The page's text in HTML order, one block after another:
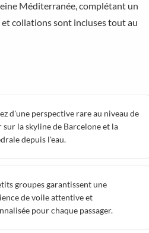
Méditerranée, complétant un
collations sont incluses tout au
d'une perspective rare au niveau de
sur la skyline de Barcelone et la
depuis l'eau.
groupes garantissent une
de voile attentive et
pour chaque passager.